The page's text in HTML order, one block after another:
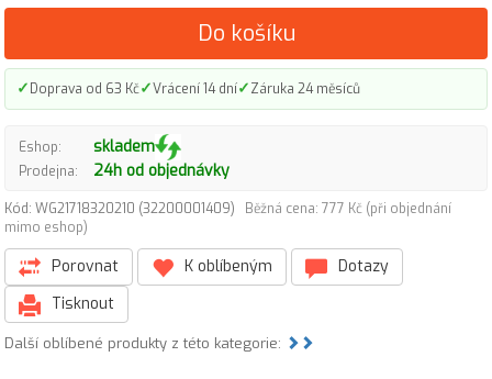
Do košíku
✓Doprava od 63 Kč✓Vrácení 14 dní✓Záruka 24 měsíců
Eshop: skladem
Prodejna: 24h od objednávky
Kód: WG21718320210 (32200001409)
Běžná cena: 777 Kč (při objednání
mimo eshop)
Porovnat K oblíbeným
Dotazy
Tisknout
Další oblíbené produkty z této kategorie: